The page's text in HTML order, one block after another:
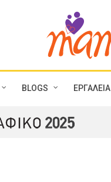
BLOGS ΕΡΓΑΛΕΙΑ